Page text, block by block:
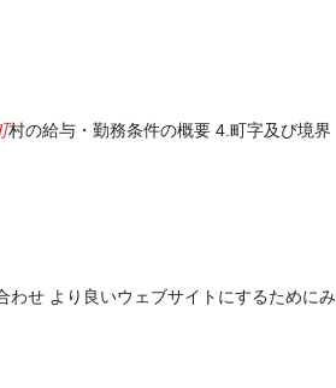
村の給与・勤務条件の概要 4.町字及び境界
せ より良いウェブサイトにするためにみ